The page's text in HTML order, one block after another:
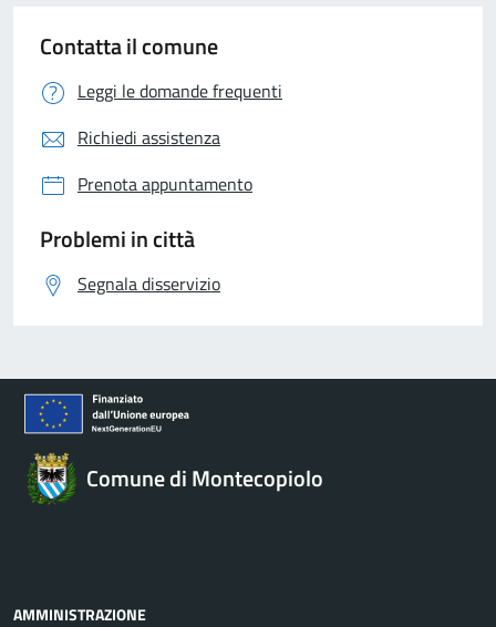
Contatta il comune
Leggi le domande frequenti
Richiedi assistenza
Prenota appuntamento
Problemi in città
Segnala disservizio
Comune di Montecopiolo
AMMINISTRAZIONE